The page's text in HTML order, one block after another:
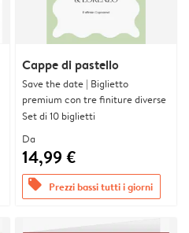
Cappe di pastello
Save the date | Biglietto
premium con tre finiture diverse
Set di 10 biglietti
Da
14,99 €
offers Prezzi bassi tutti i giorni